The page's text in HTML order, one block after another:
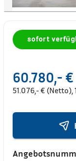
sofort
60.780,- €
51.076,- € (Netto),